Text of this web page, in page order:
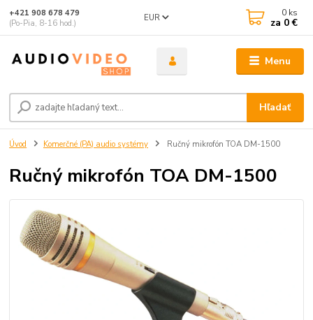
Menu
EUR
Hľadať
+421 908 678 479
(Po-Pia, 8-16 hod.)
0 ks
za 0 €
Úvod Komerčné (PA) audio systémy Ručný mikrofón TOA DM-1500
Ručný mikrofón TOA DM-1500